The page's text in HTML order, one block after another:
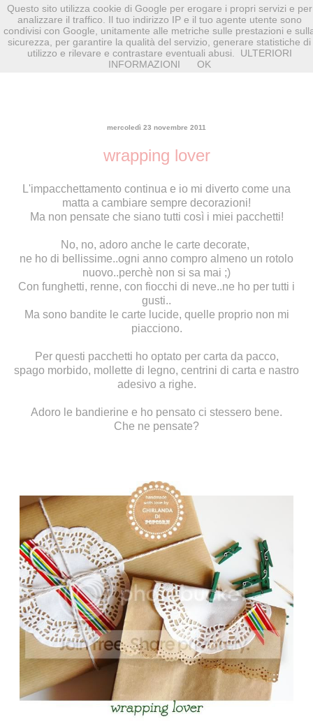
mercoledì 23 novembre 2011
wrapping lover
L'impacchettamento continua e io mi diverto come una
matta a cambiare sempre decorazioni!
Ma non pensate che siano tutti così i miei pacchetti!
No, no, adoro anche le carte decorate,
ne ho di bellissime..ogni anno compro almeno un rotolo
nuovo..perchè non si sa mai ;)
Con funghetti, renne, con fiocchi di neve..ne ho per tutti i
gusti..
Ma sono bandite le carte lucide, quelle proprio non mi
piacciono.
Per questi pacchetti ho optato per carta da pacco,
spago morbido, mollette di legno, centrini di carta e nastro
adesivo a righe.
Adoro le bandierine e ho pensato ci stessero bene.
Che ne pensate?
Questo sito utilizza cookie di Google per erogare i propri servizi e per
analizzare il traffico. Il tuo indirizzo IP e il tuo agente utente sono
condivisi con Google, unitamente alle metriche sulle prestazioni e
sicurezza, per garantire la qualità del servizio, generare statistiche di
utilizzo e rilevare e contrastare eventuali abusi.
ULTERIORI
INFORMAZIONI
OK